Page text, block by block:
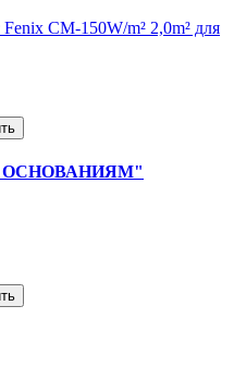
ОСНОВАНИЯМ"